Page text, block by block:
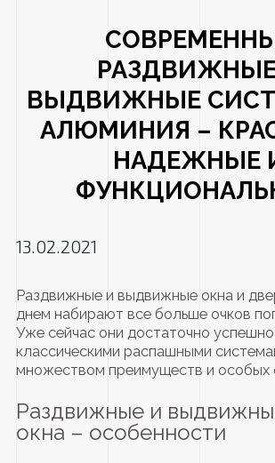
ВЫДВИЖНЫЕ
АЛЮМИНИЯ –
НАДЕЖНЫЕ
13.02.2021
Раздвижные и выдвижные окна и
днем набирают все больше очков
Уже сейчас они достаточно
классическими распашными
множеством преимуществ и особых
Раздвижные и
окна – особенности